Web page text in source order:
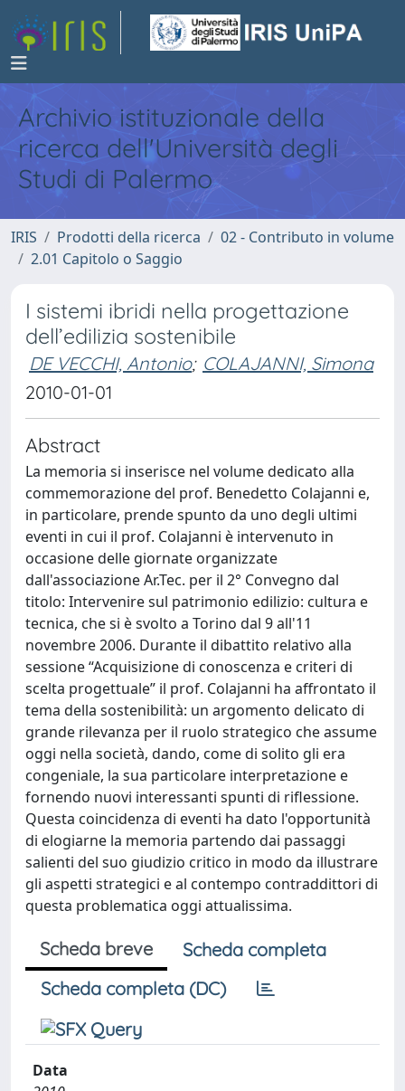
Archivio istituzionale della
ricerca dell'Università degli
Studi di Palermo
IRIS Prodotti della ricerca
02 - Contributo in volume
2.01 Capitolo o Saggio
I sistemi ibridi nella progettazione
dell’edilizia sostenibile
DE VECCHI, Antonio; COLAJANNI, Simona
2010-01-01
Abstract
La memoria si inserisce nel volume dedicato alla
commemorazione del prof. Benedetto Colajanni e,
in particolare, prende spunto da uno degli ultimi
eventi in cui il prof. Colajanni è intervenuto in
occasione delle giornate organizzate
dall'associazione Ar.Tec. per il 2° Convegno dal
titolo: Intervenire sul patrimonio edilizio: cultura e
tecnica, che si è svolto a Torino dal 9 all'11
novembre 2006. Durante il dibattito relativo alla
sessione “Acquisizione di conoscenza e criteri di
scelta progettuale” il prof. Colajanni ha affrontato il
tema della sostenibilità: un argomento delicato di
grande rilevanza per il ruolo strategico che assume
oggi nella società, dando, come di solito gli era
congeniale, la sua particolare interpretazione e
fornendo nuovi interessanti spunti di riflessione.
Questa coincidenza di eventi ha dato l'opportunità
di elogiarne la memoria partendo dai passaggi
salienti del suo giudizio critico in modo da illustrare
gli aspetti strategici e al contempo contraddittori di
questa problematica oggi attualissima.
Scheda breve
Scheda completa
Scheda completa (DC)
Data